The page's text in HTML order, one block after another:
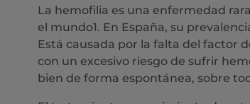
La hemofilia es una enfermedad
el mundo1. En España, su
Está causada por la falta del factor
con un excesivo riesgo de sufrir
bien de forma espontánea, sobre